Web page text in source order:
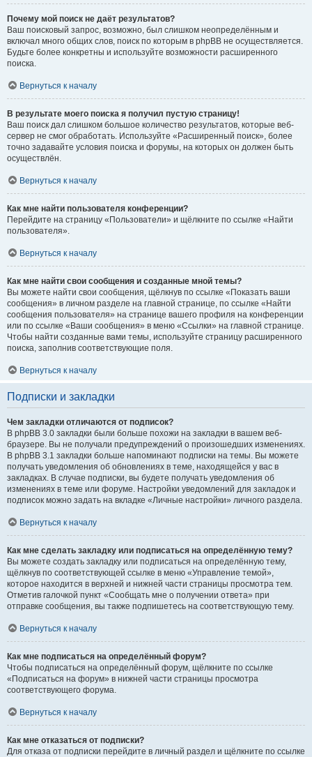
Почему мой поиск не даёт результатов?
Ваш поисковый запрос, возможно, был слишком неопределённым и
включал много общих слов, поиск по которым в phpBB не осуществляется.
Будьте более конкретны и используйте возможности расширенного
поиска.
Вернуться к началу
В результате моего поиска я получил пустую страницу!
Ваш поиск дал слишком большое количество результатов, которые веб-
сервер не смог обработать. Используйте «Расширенный поиск», более
точно задавайте условия поиска и форумы, на которых он должен быть
осуществлён.
Вернуться к началу
Как мне найти пользователя конференции?
Перейдите на страницу «Пользователи» и щёлкните по ссылке «Найти
пользователя».
Вернуться к началу
Как мне найти свои сообщения и созданные мной темы?
Вы можете найти свои сообщения, щёлкнув по ссылке «Показать ваши
сообщения» в личном разделе на главной странице, по ссылке «Найти
сообщения пользователя» на странице вашего профиля на конференции
или по ссылке «Ваши сообщения» в меню «Ссылки» на главной странице.
Чтобы найти созданные вами темы, используйте страницу расширенного
поиска, заполнив соответствующие поля.
Вернуться к началу
Подписки и закладки
Чем закладки отличаются от подписок?
В phpBB 3.0 закладки были больше похожи на закладки в вашем веб-
браузере. Вы не получали предупреждений о произошедших изменениях.
В phpBB 3.1 закладки больше напоминают подписки на темы. Вы можете
получать уведомления об обновлениях в теме, находящейся у вас в
закладках. В случае подписки, вы будете получать уведомления об
изменениях в теме или форуме. Настройки уведомлений для закладок и
подписок можно задать на вкладке «Личные настройки» личного раздела.
Вернуться к началу
Как мне сделать закладку или подписаться на определённую тему?
Вы можете создать закладку или подписаться на определённую тему,
щёлкнув по соответствующей ссылке в меню «Управление темой»,
которое находится в верхней и нижней части страницы просмотра тем.
Отметив галочкой пункт «Сообщать мне о получении ответа» при
отправке сообщения, вы также подпишетесь на соответствующую тему.
Вернуться к началу
Как мне подписаться на определённый форум?
Чтобы подписаться на определённый форум, щёлкните по ссылке
«Подписаться на форум» в нижней части страницы просмотра
соответствующего форума.
Вернуться к началу
Как мне отказаться от подписки?
Для отказа от подписки перейдите в личный раздел и щёлкните по ссылке